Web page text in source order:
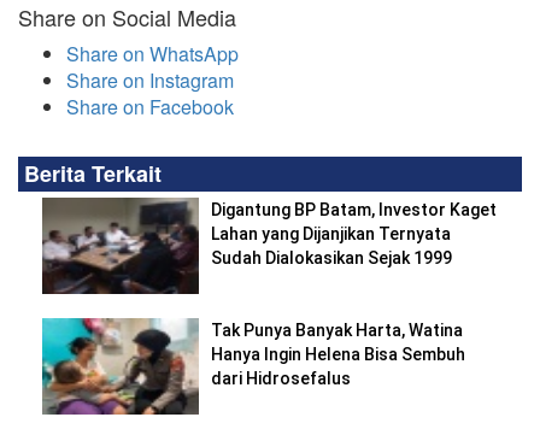
Share on Social Media
Share on WhatsApp
Share on Instagram
Share on Facebook
Berita Terkait
Digantung BP Batam, Investor Kaget
Lahan yang Dijanjikan Ternyata
Sudah Dialokasikan Sejak 1999
Tak Punya Banyak Harta, Watina
Hanya Ingin Helena Bisa Sembuh
dari Hidrosefalus